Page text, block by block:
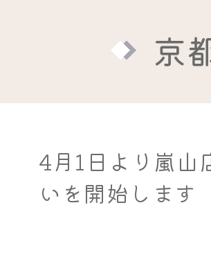
京
4月1日より嵐山
いを開始します